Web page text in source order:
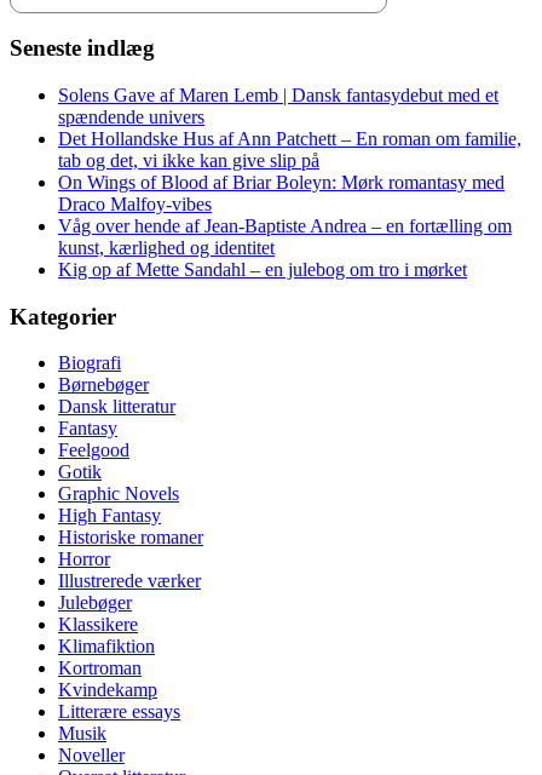
Seneste indlæg
Solens Gave af Maren Lemb | Dansk fantasydebut med et
spændende univers
Det Hollandske Hus af Ann Patchett – En roman om familie,
tab og det, vi ikke kan give slip på
On Wings of Blood af Briar Boleyn: Mørk romantasy med
Draco Malfoy-vibes
Våg over hende af Jean-Baptiste Andrea – en fortælling om
kunst, kærlighed og identitet
Kig op af Mette Sandahl – en julebog om tro i mørket
Kategorier
Biografi
Børnebøger
Dansk litteratur
Fantasy
Feelgood
Gotik
Graphic Novels
High Fantasy
Historiske romaner
Horror
Illustrerede værker
Julebøger
Klassikere
Klimafiktion
Kortroman
Kvindekamp
Litterære essays
Musik
Noveller